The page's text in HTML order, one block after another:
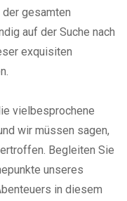
der gesamten
auf der Suche nach
exquisiten
vielbesprochene
wir müssen sagen,
Begleiten Sie
unseres
in diesem